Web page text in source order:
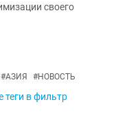
своего
#АЗИЯ #НОВОСТЬ
теги в фильтр